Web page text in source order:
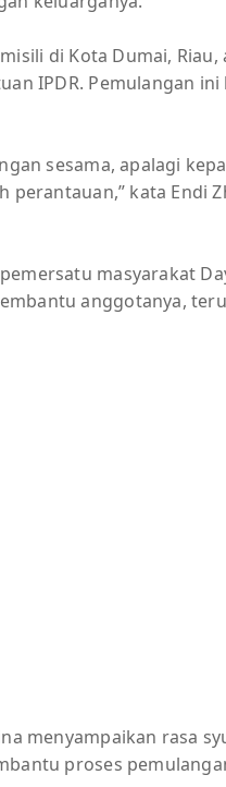
di Kota Dumai,
IPDR. Pemulangan
sesama, apalagi
perantauan,” kata Endi
masyarakat
anggotanya,
menyampaikan rasa
proses